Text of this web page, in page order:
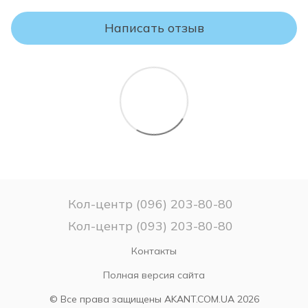
правильном использовании, транспортировке и хранении
товара.
ВНИМАНИЕ!
модели и размера матраса Вашему заказу.
Если Вы не уверены в выборе матраса – не
упаковки матрас считается таким, какой был в
использовании и ВОЗВРАТУ или ОБМЕНУ НЕ ПОДЛЕЖИТ!
Написать отзыв
Кол-центр (096) 203-80-80
Кол-центр (093) 203-80-80
Контакты
Полная версия сайта
© Все права защищены AKANT.COM.UA 2026